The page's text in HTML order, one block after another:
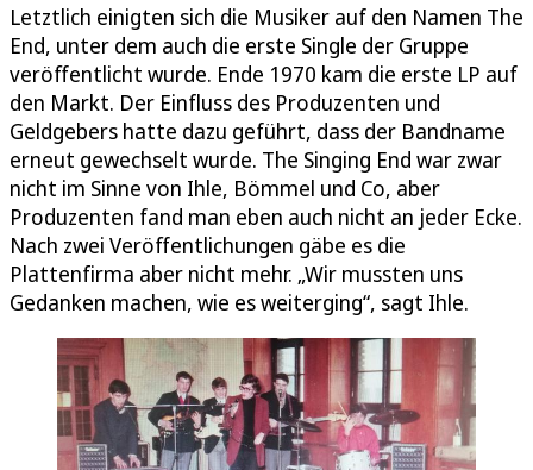
Letztlich einigten sich die Musiker auf den Namen The
End, unter dem auch die erste Single der Gruppe
veröffentlicht wurde. Ende 1970 kam die erste LP auf
den Markt. Der Einfluss des Produzenten und
Geldgebers hatte dazu geführt, dass der Bandname
erneut gewechselt wurde. The Singing End war zwar
nicht im Sinne von Ihle, Bömmel und Co, aber
Produzenten fand man eben auch nicht an jeder Ecke.
Nach zwei Veröffentlichungen gäbe es die
Plattenfirma aber nicht mehr. „Wir mussten uns
Gedanken machen, wie es weiterging“, sagt Ihle.